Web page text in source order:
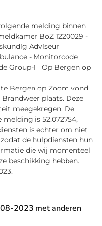
melding binnen
BoZ 1220029 -
Adviseur
- Monitorcode
Group-1 Op Bergen op
te Bergen op Zoom vond
plaats. Deze
meegekregen. De
is 52.072754,
is echter om niet
de hulpdiensten hun
die wij momenteel
beschikking hebben.
2023 met anderen